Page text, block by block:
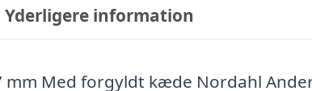
Yderligere information
mm Med forgyldt kæde Nordahl